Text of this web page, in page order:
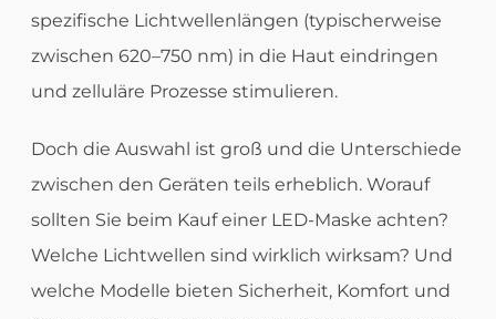
spezifische Lichtwellenlängen (typischerweise
zwischen 620–750 nm) in die Haut eindringen
und zelluläre Prozesse stimulieren.
Doch die Auswahl ist groß und die Unterschiede
zwischen den Geräten teils erheblich. Worauf
sollten Sie beim Kauf einer LED-Maske achten?
Welche Lichtwellen sind wirklich wirksam? Und
welche Modelle bieten Sicherheit, Komfort und